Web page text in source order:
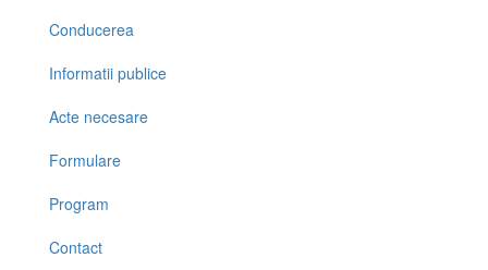
Conducerea
Informatii publice
Acte necesare
Formulare
Program
Contact